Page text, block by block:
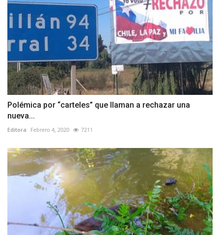
Polémica por “carteles” que llaman a rechazar una
nueva...
Editora Febrero 4, 2020 7211